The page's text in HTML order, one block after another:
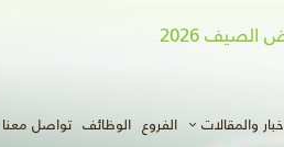
الصيف 2026
والمقالات الفروع الوظائف تواصل معنا